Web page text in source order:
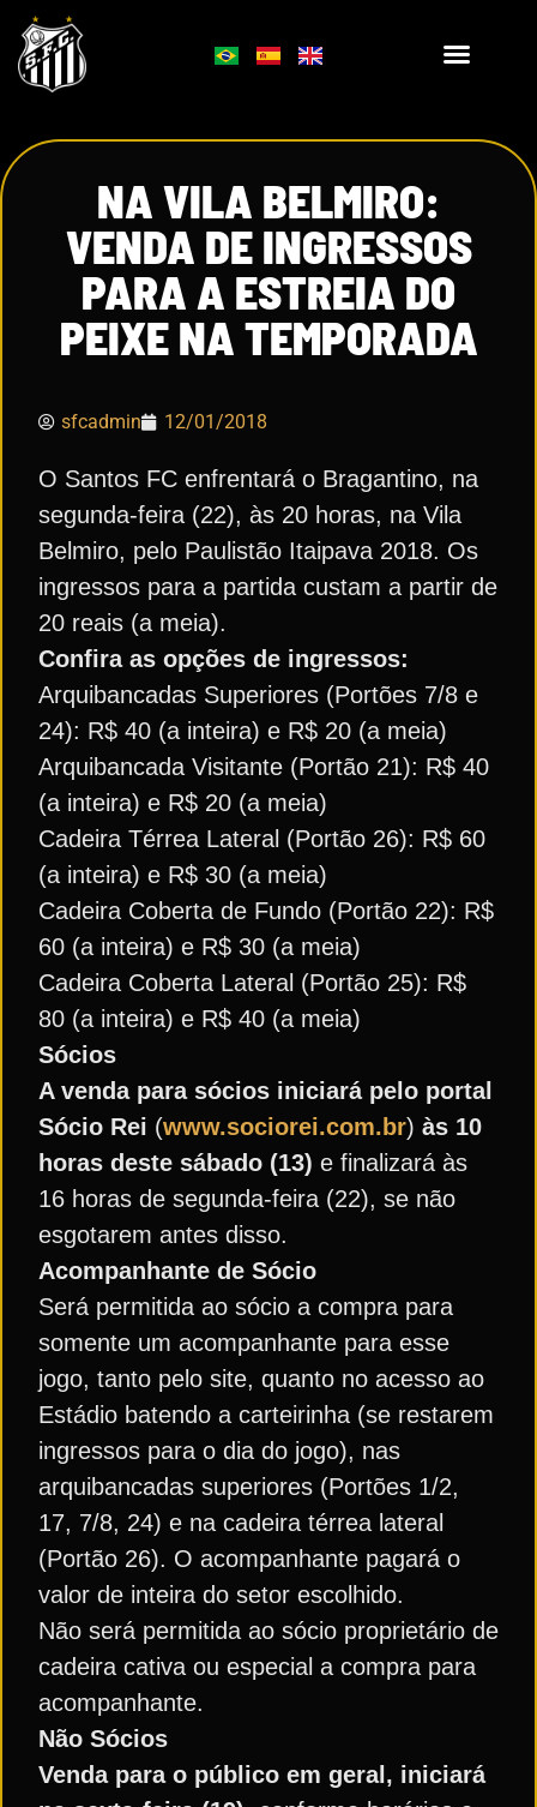
NA VILA BELMIRO:
VENDA DE INGRESSOS
PARA A ESTREIA DO
PEIXE NA TEMPORADA
sfcadmin 12/01/2018
O Santos FC enfrentará o Bragantino, na
segunda-feira (22), às 20 horas, na Vila
Belmiro, pelo Paulistão Itaipava 2018. Os
ingressos para a partida custam a partir de
20 reais (a meia).
Confira as opções de ingressos:
Arquibancadas Superiores (Portões 7/8 e
24): R$ 40 (a inteira) e R$ 20 (a meia)
Arquibancada Visitante (Portão 21): R$ 40
(a inteira) e R$ 20 (a meia)
Cadeira Térrea Lateral (Portão 26): R$ 60
(a inteira) e R$ 30 (a meia)
Cadeira Coberta de Fundo (Portão 22): R$
60 (a inteira) e R$ 30 (a meia)
Cadeira Coberta Lateral (Portão 25): R$
80 (a inteira) e R$ 40 (a meia)
Sócios
A venda para sócios iniciará pelo portal
Sócio Rei (www.sociorei.com.br) às 10
horas deste sábado (13) e finalizará às
16 horas de segunda-feira (22), se não
esgotarem antes disso.
Acompanhante de Sócio
Será permitida ao sócio a compra para
somente um acompanhante para esse
jogo, tanto pelo site, quanto no acesso ao
Estádio batendo a carteirinha (se restarem
ingressos para o dia do jogo), nas
arquibancadas superiores (Portões 1/2,
17, 7/8, 24) e na cadeira térrea lateral
(Portão 26). O acompanhante pagará o
valor de inteira do setor escolhido.
Não será permitida ao sócio proprietário de
cadeira cativa ou especial a compra para
acompanhante.
Não Sócios
Venda para o público em geral, iniciará